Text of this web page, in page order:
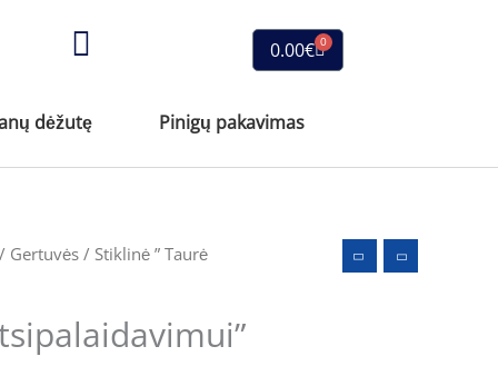
0.00€ 0
Cart
dėžutę Pinigų pakavimas
Gertuvės / Stiklinė ” Taurė